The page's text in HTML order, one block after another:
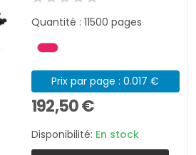
Quantité : 11500 pages
Prix par page : 0.017 €
192,50 €
Disponibilité: En stock